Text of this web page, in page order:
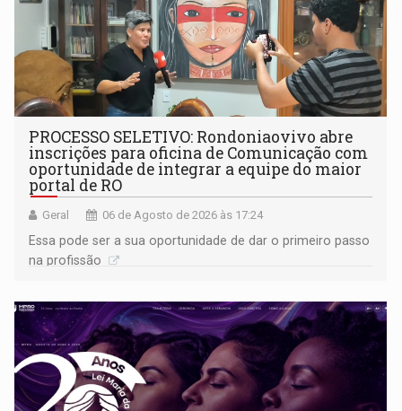
PROCESSO SELETIVO: Rondoniaovivo abre
inscrições para oficina de Comunicação com
oportunidade de integrar a equipe do maior
portal de RO
Geral 06 de Agosto de 2026 às 17:24
Essa pode ser a sua oportunidade de dar o primeiro passo
na profissão